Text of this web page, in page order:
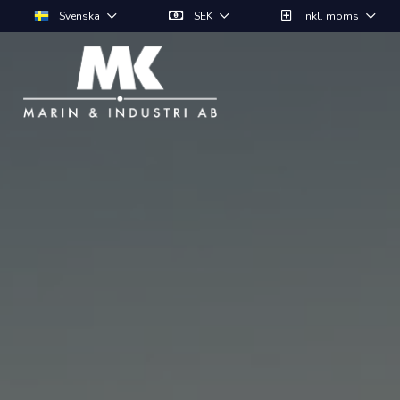
Svenska SEK Inkl. moms